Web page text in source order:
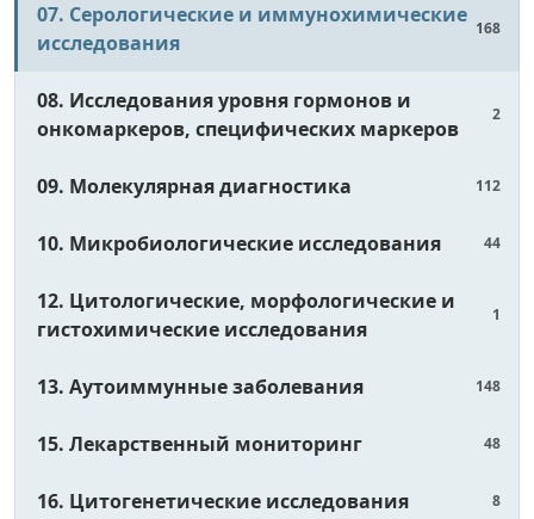
07. Серологические и иммунохимические
исследования
168
08. Исследования уровня гормонов и
онкомаркеров, специфических маркеров
2
09. Молекулярная диагностика 112
10. Микробиологические исследования 44
12. Цитологические, морфологические и
гистохимические исследования
1
13. Аутоиммунные заболевания 148
15. Лекарственный мониторинг 48
16. Цитогенетические исследования 8